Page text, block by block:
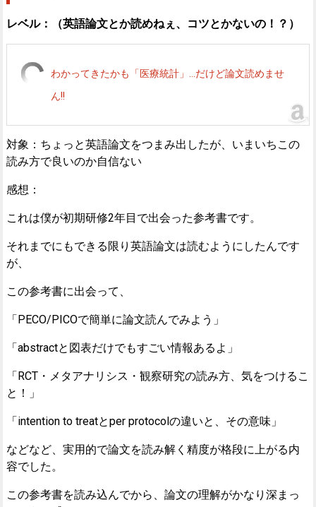
レベル：（英語論文とか読めねぇ、コツとかないの！？）
わかってきたかも「医療統計」…だけど論文読めませ
ん!!
対象：ちょっと英語論文をつまみ出したが、いまいちこの
読み方で良いのか自信ない
感想：
これは僕が初期研修2年目で出会った参考書です。
それまでにもできる限り英語論文は読むようにしたんです
が、
この参考書に出会って、
「PECO/PICOで簡単に論文読んでみよう」
「abstractと図表だけでもすごい情報あるよ」
「RCT・メタアナリシス・観察研究の読み方、気をつけるこ
と！」
「intention to treatとper protocolの違いと、その意味」
などなど、実用的で論文を読み解く精度が格段に上がる内
容でした。
この参考書を読み込んでから、論文の理解がかなり深まっ